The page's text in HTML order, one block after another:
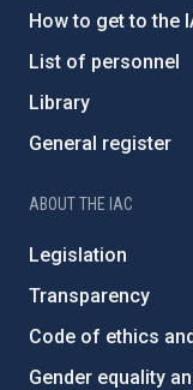
How to get to the
List of personnel
Library
General register
ABOUT THE IAC
Legislation
Transparency
Code of ethics
Gender equality